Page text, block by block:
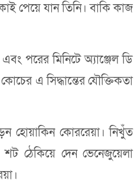
পেয়ে যান তিনি। বাকি কাজ
পরের মিনিটে অ্যাঞ্জেল ডি
এ সিদ্ধান্তের যৌক্তিকতা
হোয়াকিন কোররেয়া। নিখুঁত
ঠেকিয়ে দেন ভেনেজুয়েলা